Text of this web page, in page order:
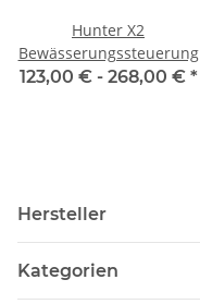
Hunter X2
Bewässerungssteuerung
123,00 € - 268,00 € *
Hersteller
Kategorien